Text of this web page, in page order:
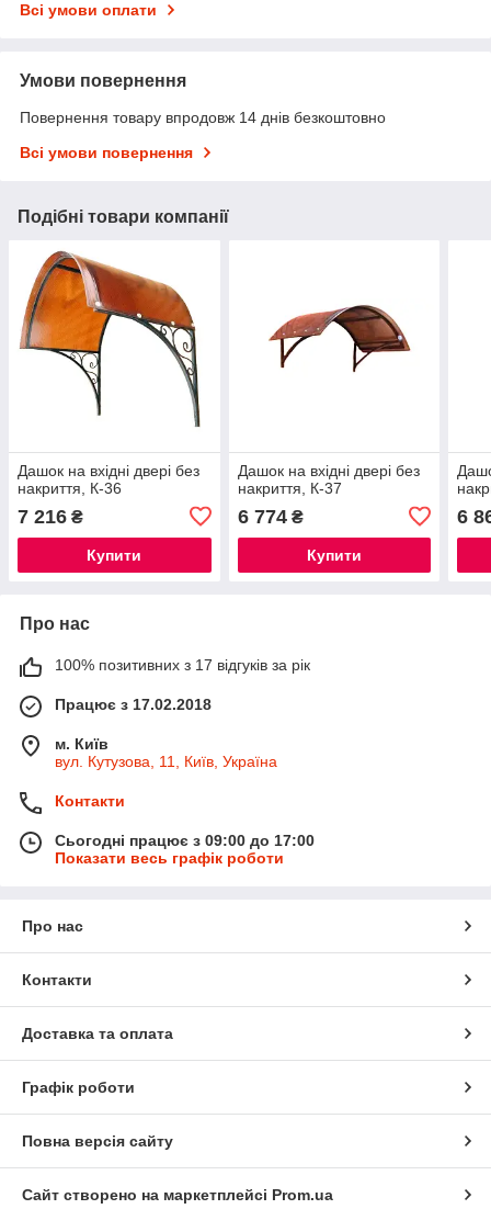
Всі умови оплати
Умови повернення
Повернення товару впродовж 14 днів безкоштовно
Всі умови повернення
Подібні товари компанії
Дашок на вхідні двері без
накриття, К-36
7 216 ₴
Купити
Дашок на вхідні двері без
накриття, К-37
6 774₴
Купити
6
Про нас
100% позитивних з 17 відгуків за рік
Працює з 17.02.2018
м. Київ
вул. Кутузова, 11, Київ, Україна
Контакти
Сьогодні працює з 09:00 до 17:00
Показати весь графік роботи
Про нас
Контакти
Доставка та оплата
Графік роботи
Повна версія сайту
Сайт створено на маркетплейсі Prom.ua